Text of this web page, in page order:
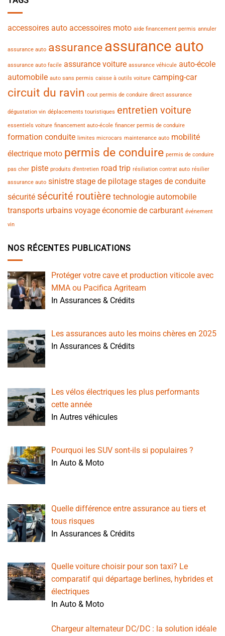
accessoires auto accessoires moto aide financement permis annuler
assurance auto assuranceassurance auto
assurance auto facile assurance voiture assurance véhicule auto-école
automobile auto sans permis caisse à outils voiture camping-car
circuit du ravin cout permis de conduire direct assurance
dégustation vin déplacements touristiques entretien voiture
essentiels voiture financement auto-école financer permis de conduire
formation conduite limites microcars maintenance auto mobilité
électrique moto permis de conduire permis de conduire
pas cher piste produits d’entretien road trip résiliation contrat auto résilier
assurance auto sinistre stage de pilotage stages de conduite
sécurité sécurité routière technologie automobile
transports urbains voyage économie de carburant événement
vin
NOS RÉCENTES PUBLICATIONS
Protéger votre cave et production viticole avec
MMA ou Pacifica Agriteam
In Assurances & Crédits
Les assurances auto les moins chères en 2025
In Assurances & Crédits
Les vélos électriques les plus performants
cette année
In Autres véhicules
Pourquoi les SUV sont-ils si populaires ?
In Auto & Moto
Quelle différence entre assurance au tiers et
tous risques
In Assurances & Crédits
Quelle voiture choisir pour son taxi? Le
comparatif qui départage berlines, hybrides et
électriques
In Auto & Moto
Chargeur alternateur DC/DC : la solution idéale